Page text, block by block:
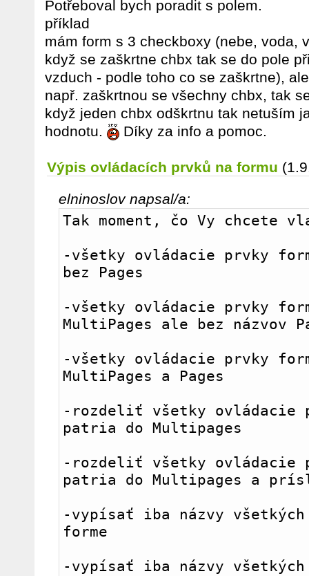
Potřeboval bych poradit s polem.
příklad
mám form s 3 checkboxy (nebe, voda,
když se zaškrtne chbx tak se do pole
vzduch - podle toho co se zaškrtne),
např. zaškrtnou se všechny chbx, tak
když jeden chbx odškrtnu tak netuším
hodnotu.
Díky za info a pomoc.
Výpis ovládacích prvků na formu
elninoslov napsal/a:
Tak moment, čo Vy chcete
-všetky ovládacie prvky
bez Pages
-všetky ovládacie prvky
MultiPages ale bez názvov
-všetky ovládacie prvky
MultiPages a Pages
-rozdeliť všetky ovládacie
patria do Multipages
-rozdeliť všetky ovládacie
patria do Multipages a
-vypísať iba názvy všetkých
forme
-vypísať iba názvy všetkých